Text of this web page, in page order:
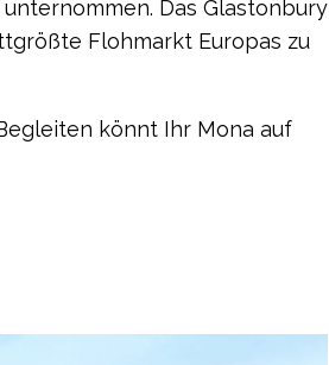
Das Glastonbury
Flohmarkt Europas zu
könnt Ihr Mona auf